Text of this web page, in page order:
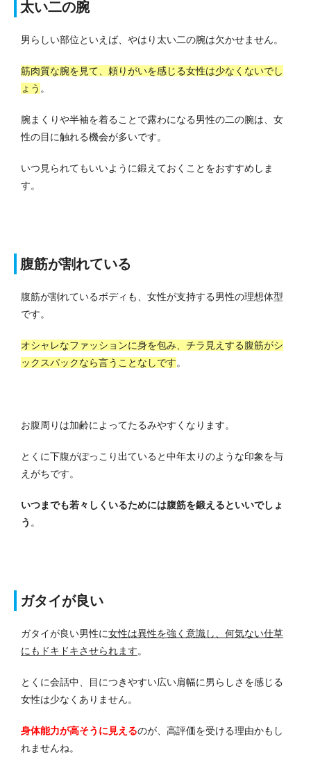
太い二の腕
男らしい部位といえば、やはり太い二の腕は欠かせません。
筋肉質な腕を見て、頼りがいを感じる女性は少なくないでし
ょう 。
腕まくりや半袖を着ることで露わになる男性の二の腕は、女
性の目に触れる機会が多いです。
いつ見られてもいいように鍛えておくことをおすすめしま
す。
腹筋が割れている
腹筋が割れているボディも、女性が支持する男性の理想体型
です。
オシャレなファッションに身を包み、チラ見えする腹筋がシ
ックスパックなら言うことなしです。
お腹周りは加齢によってたるみやすくなります。
とくに下腹がぽっこり出ていると中年太りのような印象を与
えがちです。
いつまでも若々しくいるためには腹筋を鍛えるといいでしょ
う 。
ガタイが良い
ガタイが良い男性に女性は異性を強く意識し、何気ない仕草
にもドキドキさせられます。
とくに会話中、目につきやすい広い肩幅に男らしさを感じる
女性は少なくありません。
身体能力が高そうに見えるのが、高評価を受ける理由かもし
れませんね。